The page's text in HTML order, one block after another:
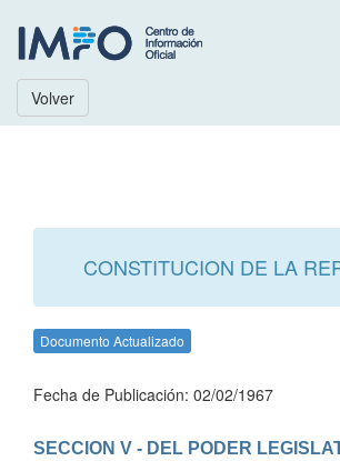
Volver
CONSTITUCION DE LA
Documento Actualizado
Fecha de Publicación: 02/02/1967
SECCION V - DEL PODER